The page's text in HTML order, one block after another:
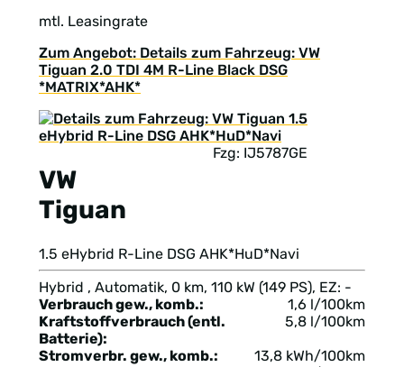
mtl. Leasingrate
Zum Angebot: Details zum Fahrzeug: VW
Tiguan 2.0 TDI 4M R-Line Black DSG
*MATRIX*AHK*
VW
Tiguan
Fzg: IJ5787GE
1.5 eHybrid R-Line DSG AHK*HuD*Navi
Hybrid , Automatik, 0 km, 110 kW (149 PS), EZ: -
Verbrauch gew., komb.:
1,6 l/100km
Kraftstoffverbrauch (entl.
Batterie):
5,8 l/100km
Stromverbr. gew., komb.:
13,8 kWh/100km